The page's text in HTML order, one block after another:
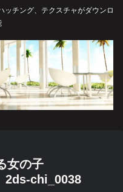
ッチング、テクスチャがダウンロ
女の子
2ds-chi_0038